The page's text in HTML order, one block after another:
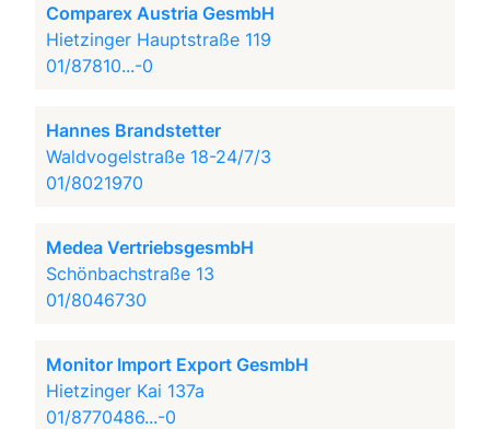
Comparex Austria GesmbH
Hietzinger Hauptstraße 119
01/87810...-0
Hannes Brandstetter
Waldvogelstraße 18-24/7/3
01/8021970
Medea VertriebsgesmbH
Schönbachstraße 13
01/8046730
Monitor Import Export GesmbH
Hietzinger Kai 137a
01/8770486...-0